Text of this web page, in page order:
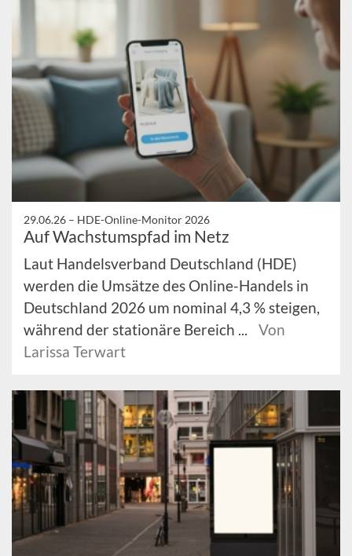
29.06.26 – HDE-Online-Monitor 2026
Auf Wachstumspfad im Netz
Laut Handelsverband Deutschland (HDE)
werden die Umsätze des Online-Handels in
Deutschland 2026 um nominal 4,3 % steigen,
während der stationäre Bereich ...
Von
Larissa Terwart